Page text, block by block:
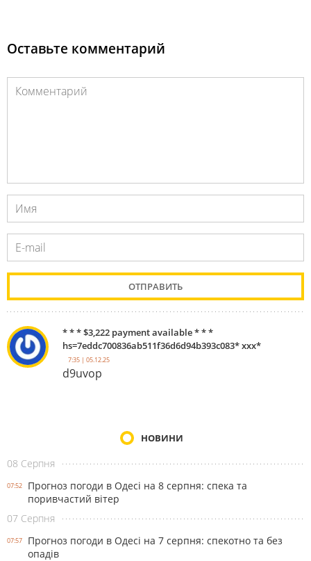
Оставьте комментарий
* * * $3,222 payment available * * *
hs=7eddc700836ab511f36d6d94b393c083* ххх*
7:35 | 05.12.25
d9uvop
НОВИНИ
08 Серпня
07:52
Прогноз погоди в Одесі на 8 серпня: спека та
поривчастий вітер
07 Серпня
07:57
Прогноз погоди в Одесі на 7 серпня: спекотно та без
опадів